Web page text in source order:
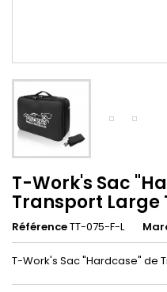
T-Work's Sac
Transport Large
RéférenceTT-075-F-L
T-Work's Sac "Hardcase" de